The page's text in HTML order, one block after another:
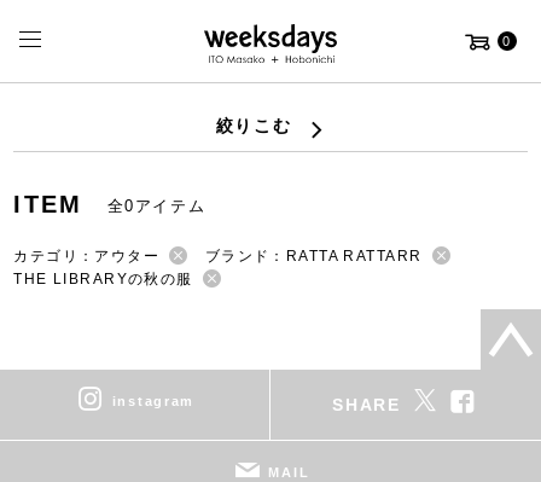
0
絞りこむ
ITEM 全0アイテム
カテゴリ：アウター
ブランド：RATTA RATTARR
THE LIBRARYの秋の服
instagram SHARE
MAIL